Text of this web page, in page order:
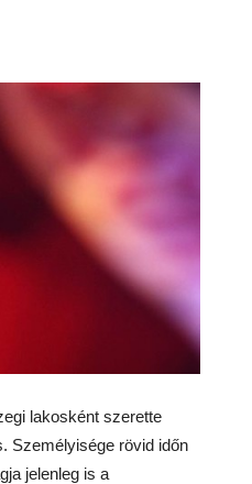
lakosként szerette
Személyisége rövid időn
jelenleg is a